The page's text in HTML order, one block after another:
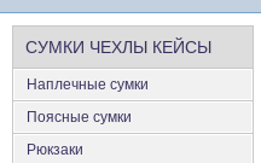
СУМКИ ЧЕХЛЫ КЕЙСЫ
Наплечные сумки
Поясные сумки
Рюкзаки